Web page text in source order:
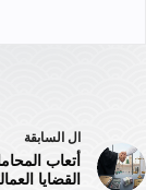
ال السابقة
أتعاب
القضايا